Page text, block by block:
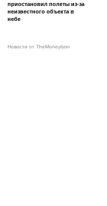
приостановил полеты из-за
неизвестного объекта в
небе
Новости от TheMoneytizer